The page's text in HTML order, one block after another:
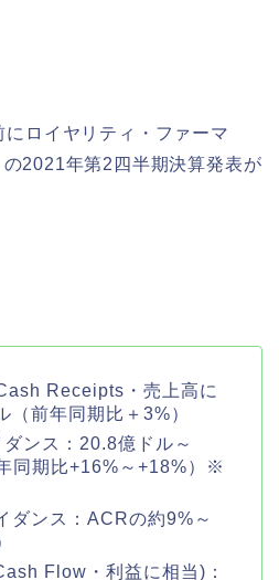
ロイヤリティ・ファーマ
の2021年第2四半期決算発表が
Receipts・売上高に
（前年同期比＋3%）
ンス：20.8億ドル～
同期比+16%～+18%）※
ダンス：ACRの約9%～
Flow・利益に相当)：